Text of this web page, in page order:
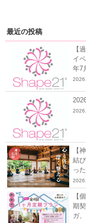
最近の投稿
【
イ
年7
【
結
っ
【
期
ガ